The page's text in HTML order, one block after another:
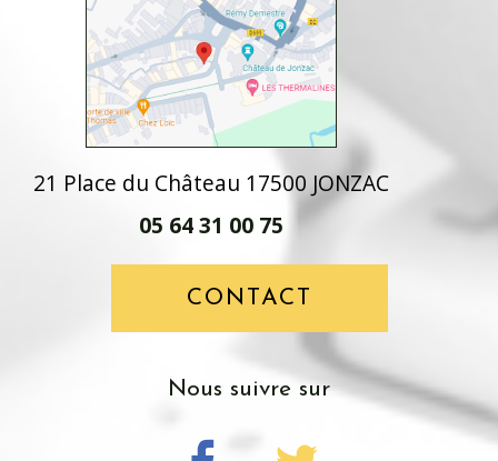
21 Place du Château 17500 JONZAC
05 64 31 00 75
CONTACT
Nous suivre sur